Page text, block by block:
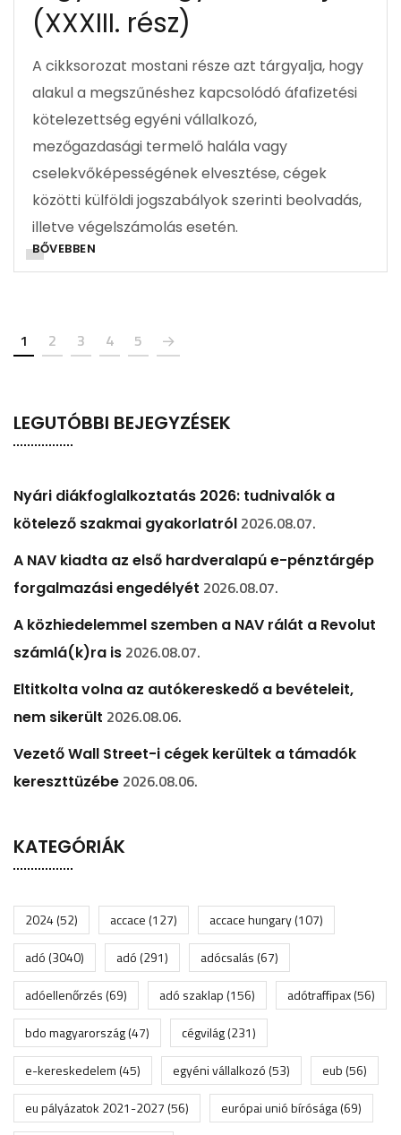
(XXXIII. rész)
A cikksorozat mostani része azt tárgyalja, hogy
alakul a megszűnéshez kapcsolódó áfafizetési
kötelezettség egyéni vállalkozó,
mezőgazdasági termelő halála vagy
cselekvőképességének elvesztése, cégek
közötti külföldi jogszabályok szerinti beolvadás,
illetve végelszámolás esetén.
BŐVEBBEN
1 2 3 4 5
LEGUTÓBBI BEJEGYZÉSEK
Nyári diákfoglalkoztatás 2026: tudnivalók a
kötelező szakmai gyakorlatról 2026.08.07.
A NAV kiadta az első hardveralapú e-pénztárgép
forgalmazási engedélyét 2026.08.07.
A közhiedelemmel szemben a NAV rálát a Revolut
számlá(k)ra is 2026.08.07.
Eltitkolta volna az autókereskedő a bevételeit,
nem sikerült 2026.08.06.
Vezető Wall Street-i cégek kerültek a támadók
kereszttüzébe 2026.08.06.
KATEGÓRIÁK
2024(52) accace(127) accace hungary(107)
adó(3040) adó(291) adócsalás(67)
adóellenőrzés(69) adó szaklap(156) adótraffipax(56)
bdo magyarország(47) cégvilág(231)
e-kereskedelem(45) egyéni vállalkozó(53) eub(56)
eu pályázatok 2021-2027(56) európai unió bírósága(69)